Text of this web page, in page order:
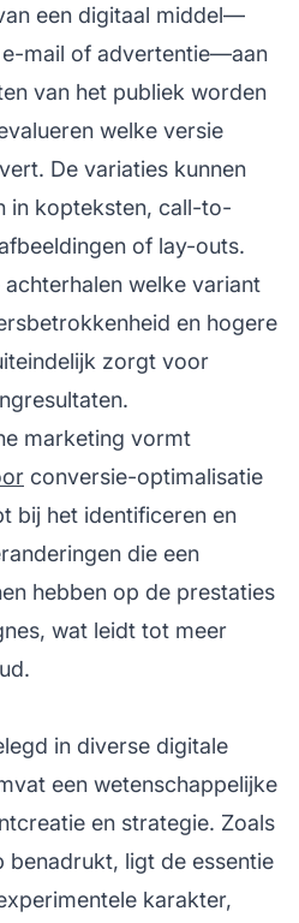
een digitaal middel—
mail of advertentie—aan
van het publiek worden
welke versie
De variaties kunnen
in kopteksten, call-to-
of lay-outs.
welke variant
en hogere
zorgt voor
marketing vormt
conversie-optimalisatie
bij het identificeren en
die een
hebben op de prestaties
wat leidt tot meer
in diverse digitale
een wetenschappelijke
en strategie. Zoals
benadrukt, ligt de essentie
karakter,